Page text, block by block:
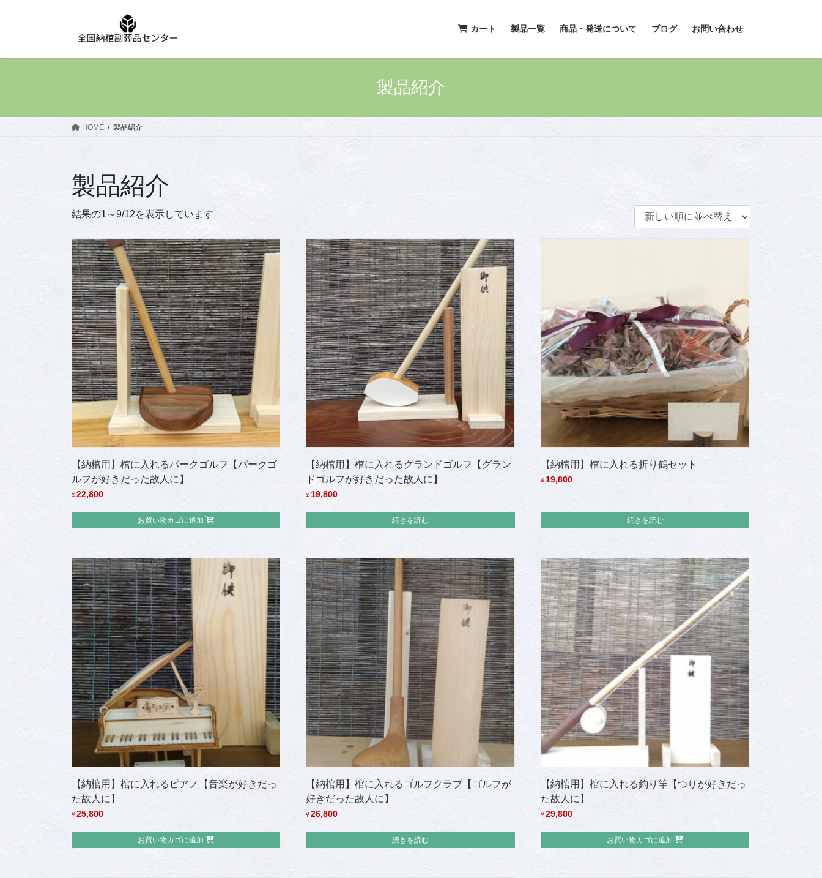
カート 製品一覧 商品・発送について ブログ お問い合わせ
製品紹介
HOME 製品紹介
製品紹介
結果の1～9/12を表示しています
い
順
【納棺用】棺に入れるパークゴルフ【パークゴ
ルフが好きだった故人に】
¥22,800
お買い物カゴに追加
【納棺用】棺に入れるグランドゴルフ【グラン
ドゴルフが好きだった故人に】
¥ 19,800
続きを読む
【納棺用】棺に入れる折り鶴セット
¥ 19,800
続きを読む
【納棺用】棺に入れるピアノ【音楽が好きだっ
た故人に】
¥25,800
お買い物カゴに追加
【納棺用】棺に入れるゴルフクラブ【ゴルフが
好きだった故人に】
¥ 26,800
続きを読む
【納棺用】棺に入れる釣り竿【つりが好きだっ
た故人に】
¥29,800
お買い物カゴに追加